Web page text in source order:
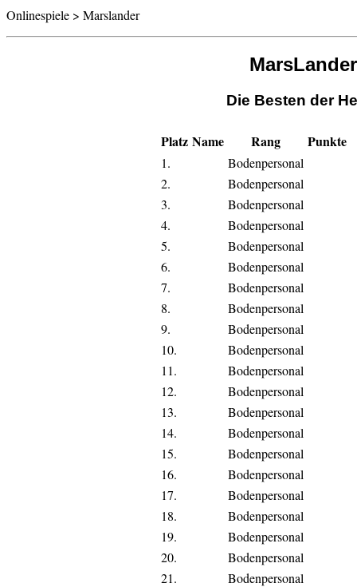
Onlinespiele > Marslander
Die Besten der
Platz Name Rang Punkte
1.
Bodenpersonal
2.
Bodenpersonal
3.
Bodenpersonal
4.
Bodenpersonal
5.
Bodenpersonal
6.
Bodenpersonal
7.
Bodenpersonal
8.
Bodenpersonal
9.
Bodenpersonal
10.
Bodenpersonal
11.
Bodenpersonal
12.
Bodenpersonal
13.
Bodenpersonal
14.
Bodenpersonal
15.
Bodenpersonal
16.
Bodenpersonal
17.
Bodenpersonal
18.
Bodenpersonal
19.
Bodenpersonal
20.
Bodenpersonal
21.
Bodenpersonal